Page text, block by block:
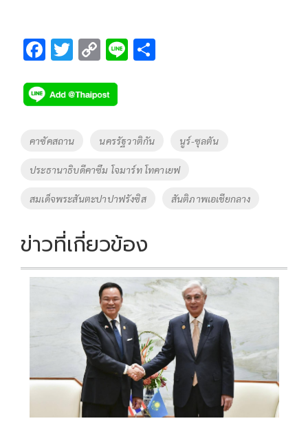
F
e
b
o
k
T
tt
er
C
p
y
Li
n
k
Li
Tags
คาซัคสถาน นครรัฐวาติกัน นูร์-ซุลตัน
ประธานาธิบดีคาซึม โจมาร์ท โทคาเยฟ
สมเด็จพระสันตะปาปาฟรังซิส สันติภาพเอเชียกลาง
ข่าวที่เกี่ยวข้อง